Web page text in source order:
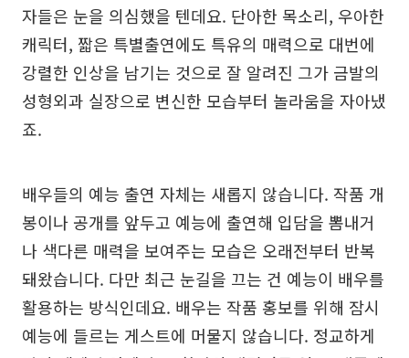
자들은 눈을 의심했을 텐데요. 단아한 목소리, 우아한
캐릭터, 짧은 특별출연에도 특유의 매력으로 대번에
강렬한 인상을 남기는 것으로 잘 알려진 그가 금발의
성형외과 실장으로 변신한 모습부터 놀라움을 자아냈
죠.
배우들의 예능 출연 자체는 새롭지 않습니다. 작품 개
봉이나 공개를 앞두고 예능에 출연해 입담을 뽐내거
나 색다른 매력을 보여주는 모습은 오래전부터 반복
돼왔습니다. 다만 최근 눈길을 끄는 건 예능이 배우를
활용하는 방식인데요. 배우는 작품 홍보를 위해 잠시
예능에 들르는 게스트에 머물지 않습니다. 정교하게